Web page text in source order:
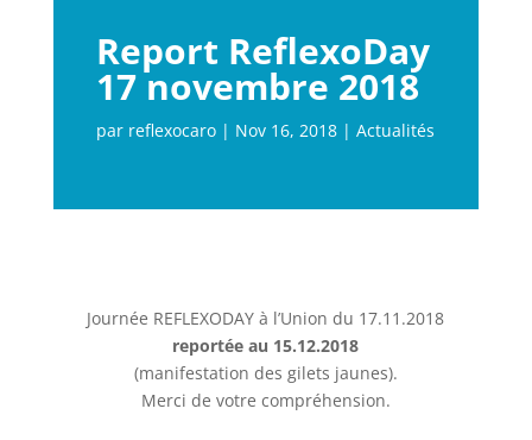
Report ReflexoDay
17 novembre 2018
par reflexocaro| Nov 16, 2018| Actualités
Journée REFLEXODAY à l’Union du 17.11.2018
reportée au 15.12.2018
(manifestation des gilets jaunes).
Merci de votre compréhension.